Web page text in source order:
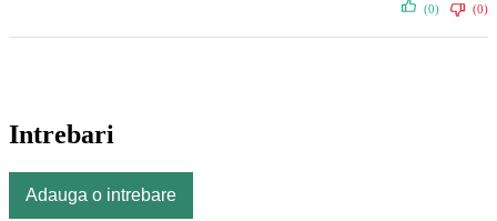
(0) (0)
Intrebari
Adauga o intrebare